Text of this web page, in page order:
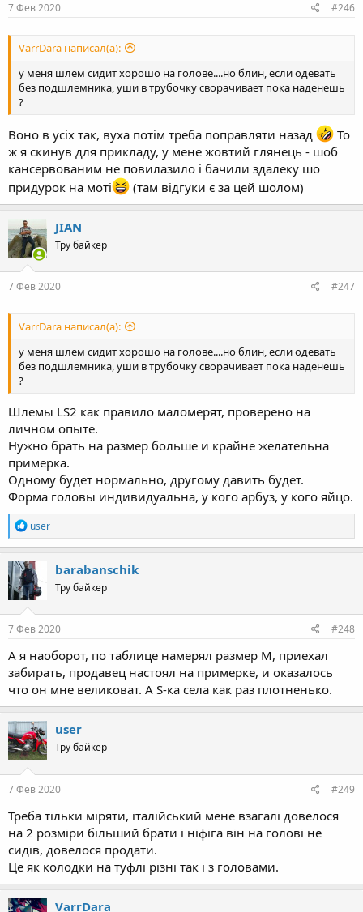
7 Фев 2020 #246
VarrDara написал(а):
у меня шлем сидит хорошо на голове....но блин, если одевать
без подшлемника, уши в трубочку сворачивает пока наденешь
?
Воно в усіх так, вуха потім треба поправляти назад
То
ж я скинув для прикладу, у мене жовтий глянець - шоб
кансервованим не повилазило і бачили здалеку шо
придурок на моті
(там відгуки є за цей шолом)
JIAN
Тру байкер
7 Фев 2020 #247
VarrDara написал(а):
у меня шлем сидит хорошо на голове....но блин, если одевать
без подшлемника, уши в трубочку сворачивает пока наденешь
?
Шлемы LS2 как правило маломерят, проверено на
личном опыте.
Нужно брать на размер больше и крайне желательна
примерка.
Одному будет нормально, другому давить будет.
Форма головы индивидуальна, у кого арбуз, у кого яйцо.
R
e
a
c
t
i
o
n
s
user
barabanschik
Тру байкер
7 Фев 2020 #248
А я наоборот, по таблице намерял размер М, приехал
забирать, продавец настоял на примерке, и оказалось
что он мне великоват. А S-ка села как раз плотненько.
user
Тру байкер
7 Фев 2020 #249
Треба тільки міряти, італійський мене взагалі довелося
на 2 розміри більший брати і ніфіга він на голові не
сидів, довелося продати.
Це як колодки на туфлі різні так і з головами.
VarrDara